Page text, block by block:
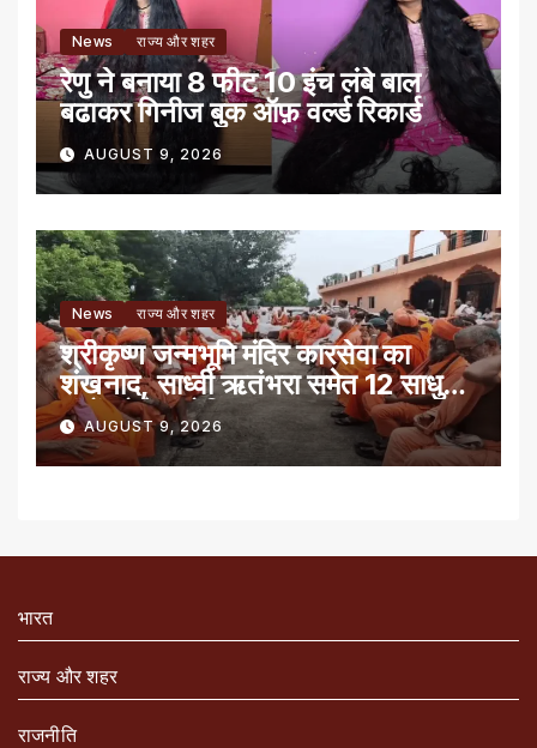
News राज्य और शहर
रेणु ने बनाया 8 फीट 10 इंच लंबे बाल
बढाकर गिनीज बुक ऑफ़ वर्ल्ड रिकार्ड
AUGUST 9, 2026
News राज्य और शहर
श्रीकृष्ण जन्मभूमि मंदिर कारसेवा का
शंखनाद, साध्वी ऋतंभरा समेत 12 साधु-
संतों को रेड नोटिस
AUGUST 9, 2026
भारत
राज्य और शहर
राजनीति